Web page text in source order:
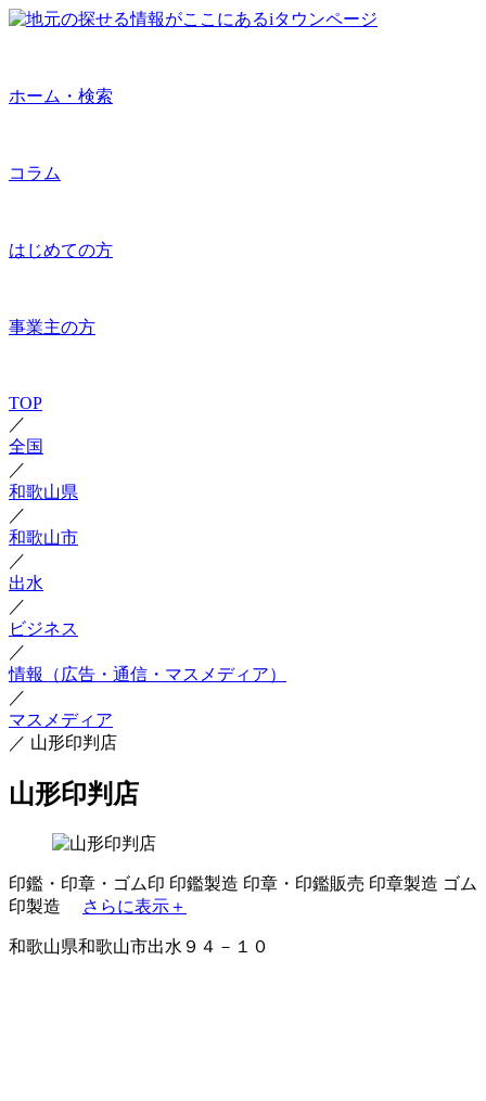
ホーム・検索
コラム
はじめての方
事業主の方
TOP
／
全国
／
和歌山県
／
和歌山市
／
出水
／
ビジネス
／
情報（広告・通信・マスメディア）
／
マスメディア
／ 山形印判店
山形印判店
印鑑・印章・ゴム印 印鑑製造 印章・印鑑販売 印章製造 ゴム
印製造
さらに表示＋
和歌山県和歌山市出水９４－１０